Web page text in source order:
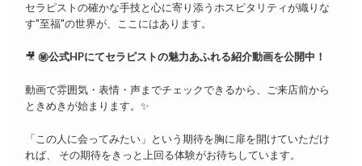
セラピストの確かな手技と心に寄り添うホスピタリティが織りな
す"至福"の世界が、ここにはあります。
🎥㊙️公式HPにてセラピストの魅力あふれる紹介動画を公開中！
動画で雰囲気・表情・声までチェックできるから、ご来店前から
ときめきが始まります。✨
「この人に会ってみたい」という期待を胸に扉を開けていただけ
れば、 その期待をきっと上回る体験がお待ちしています。